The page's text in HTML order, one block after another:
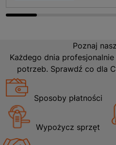
Poznaj
Każdego dnia
potrzeb. Sprawdź co dla
Sposoby płatności
Wypożycz sprzęt